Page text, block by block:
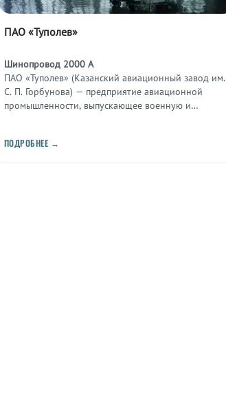
ПАО «Туполев»
Шинопровод 2000 А
ПАО «Туполев» (Казанский авиационный завод им.
С. П. Горбунова) — предприятие авиационной
промышленности, выпускающее военную и
ПОДРОБНЕЕ →